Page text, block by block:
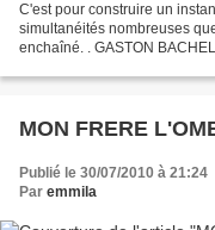
C'est pour construire un
simultanéités nombreuses
enchaîné. . GASTON
MON FRERE
Publié le 30/07/2010 à 21:24
Par emmila